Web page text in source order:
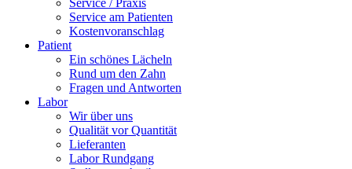
Service / Praxis
Service am Patienten
Kostenvoranschlag
Patient
Ein schönes Lächeln
Rund um den Zahn
Fragen und Antworten
Labor
Wir über uns
Qualität vor Quantität
Lieferanten
Labor Rundgang